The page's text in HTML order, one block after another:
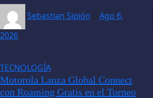
Sebastian Sipión
Ago 6,
2026
TECNOLOGÍA
Motorola Lanza Global Connect
con Roaming Gratis en el Torneo